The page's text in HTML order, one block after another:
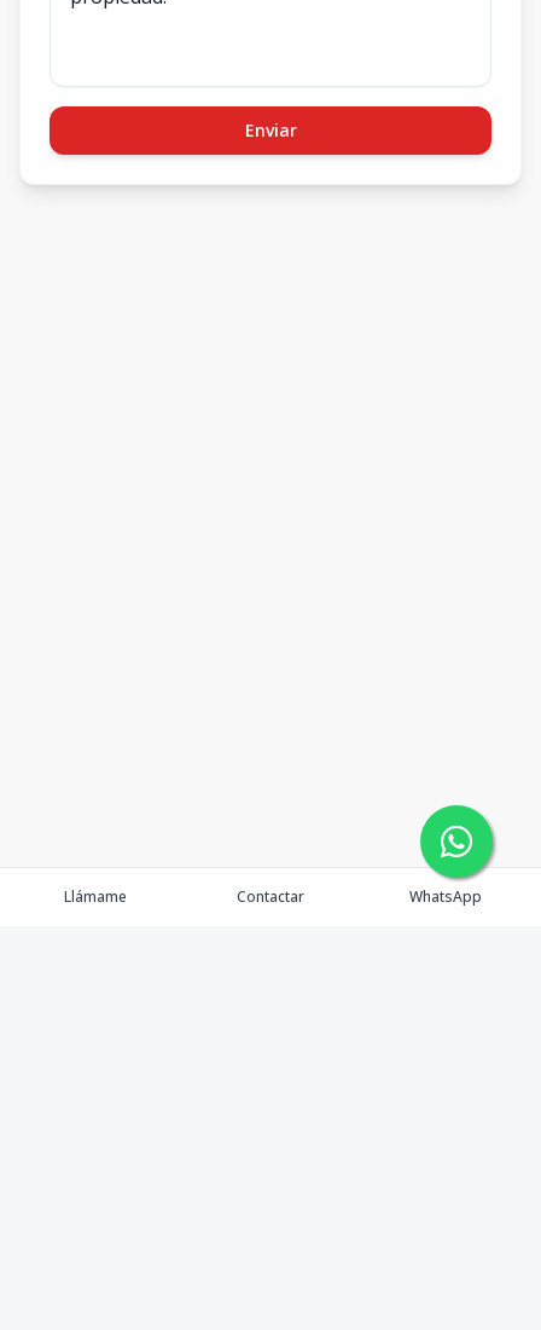
Enviar
Llámame Contactar WhatsApp